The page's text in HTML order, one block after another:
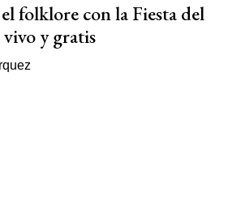
folklore con la Fiesta del
y gratis